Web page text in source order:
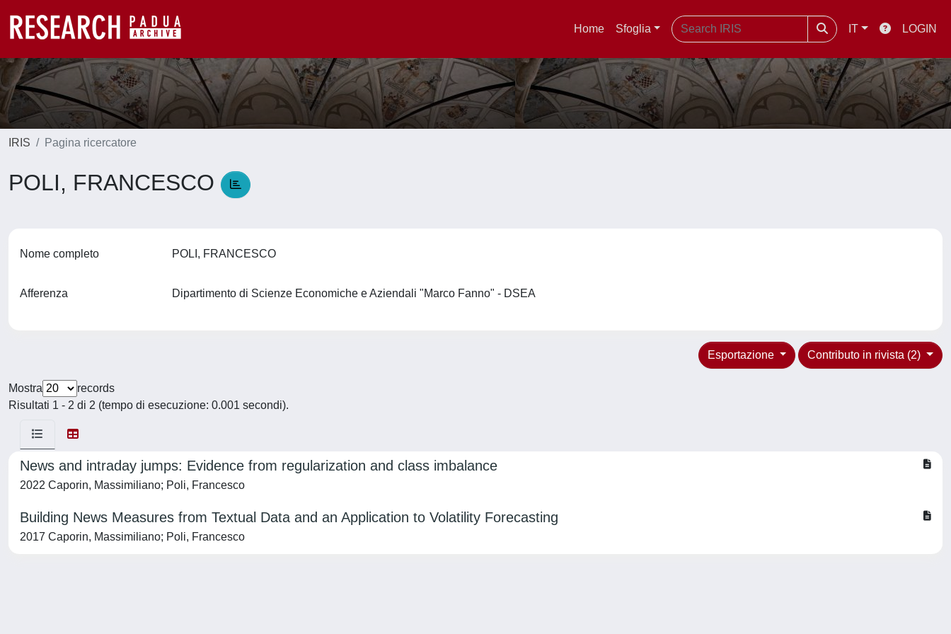
Home Sfoglia IT LOGIN
IRIS Pagina ricercatore
POLI, FRANCESCO
Nome completo POLI, FRANCESCO
Afferenza Dipartimento di Scienze Economiche e Aziendali "Marco Fanno" - DSEA
Contributo in rivista (2)
Esportazione
Mostra
records
Risultati 1 - 2 di 2 (tempo di esecuzione: 0.001 secondi).
News and intraday jumps: Evidence from regularization and class imbalance
2022 Caporin, Massimiliano; Poli, Francesco
Building News Measures from Textual Data and an Application to Volatility Forecasting
2017 Caporin, Massimiliano; Poli, Francesco